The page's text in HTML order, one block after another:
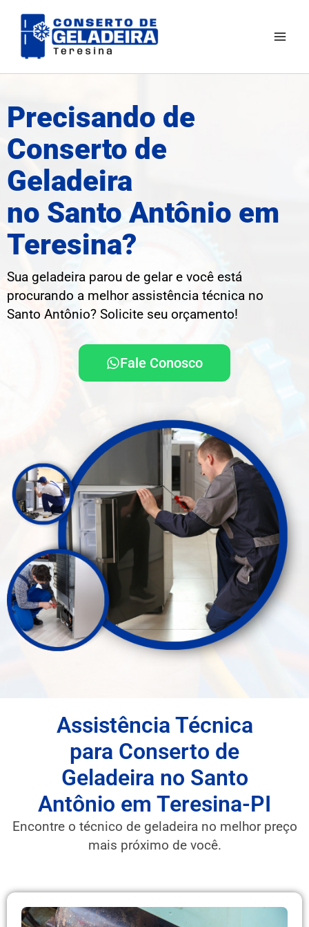
para
Precisando de
Conserto de
Geladeira
no Santo Antônio em
Teresina?
Sua geladeira parou de gelar e você está
procurando a melhor assistência técnica no
Santo Antônio? Solicite seu orçamento!
Fale Conosco
Assistência Técnica
para Conserto de
Geladeira no Santo
Antônio em Teresina-PI
Encontre o técnico de geladeira no melhor preço
mais próximo de você.